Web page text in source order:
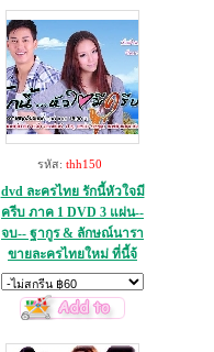
รหัส: thh150
dvd ละครไทย รักนี้หัวใจมี
ครีบ ภาค 1 DVD 3 แผ่น--
จบ-- ฐากูร & ลักษณ์นารา
ขายละครไทยใหม่ ที่นี้จ้